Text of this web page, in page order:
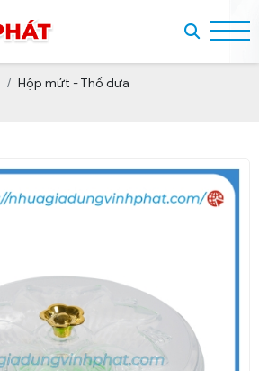
Hộp mứt - Thố dưa